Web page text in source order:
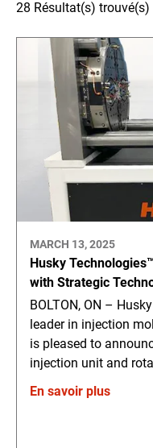
28 Résultat(s) trouvé(s)
MARCH 13, 2025
Husky
with Strategic
BOLTON, ON –
leader in injection
is pleased to
injection unit and
En savoir plus